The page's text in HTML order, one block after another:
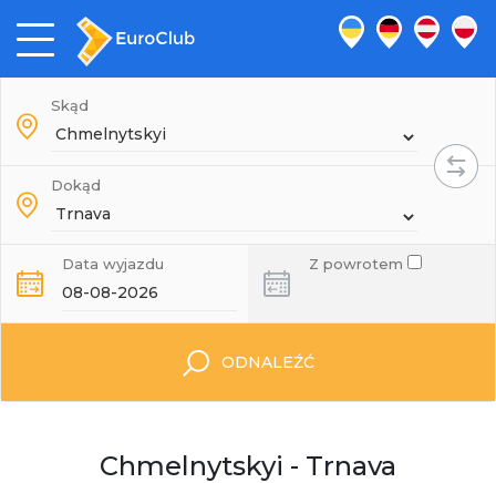
Skąd
Dokąd
Data wyjazdu Z powrotem
ODNALEŹĆ
Chmelnytskyi - Trnava